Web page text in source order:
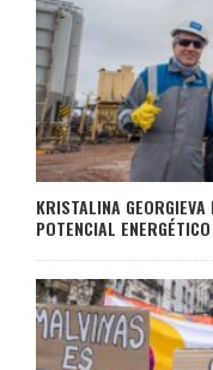
KRISTALINA
POTENCIAL